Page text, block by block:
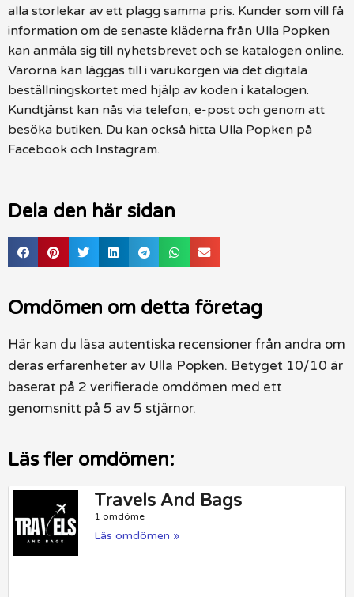
alla storlekar av ett plagg samma pris. Kunder som vill få
information om de senaste kläderna från Ulla Popken
kan anmäla sig till nyhetsbrevet och se katalogen online.
Varorna kan läggas till i varukorgen via det digitala
beställningskortet med hjälp av koden i katalogen.
Kundtjänst kan nås via telefon, e-post och genom att
besöka butiken. Du kan också hitta Ulla Popken på
Facebook och Instagram.
Dela den här sidan
Omdömen om detta företag
Här kan du läsa autentiska recensioner från andra om
deras erfarenheter av Ulla Popken. Betyget 10/10 är
baserat på 2 verifierade omdömen med ett
genomsnitt på 5 av 5 stjärnor.
Läs fler omdömen:
Travels And Bags
1 omdöme
Läs omdömen »